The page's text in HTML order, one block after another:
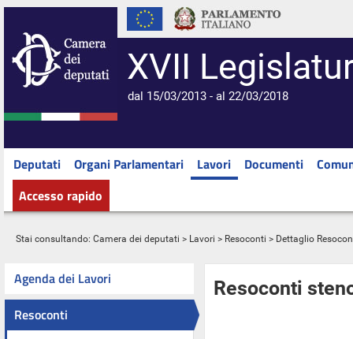
XVII
dal 15/03/2013 - al 22/03/2018
Deputati Organi Parlamentari Lavori Documenti
Accesso rapido
Stai consultando: Camera dei deputati > Lavori > Resoconti > Dettaglio
Agenda dei Lavori
Resoconti
Resoconti